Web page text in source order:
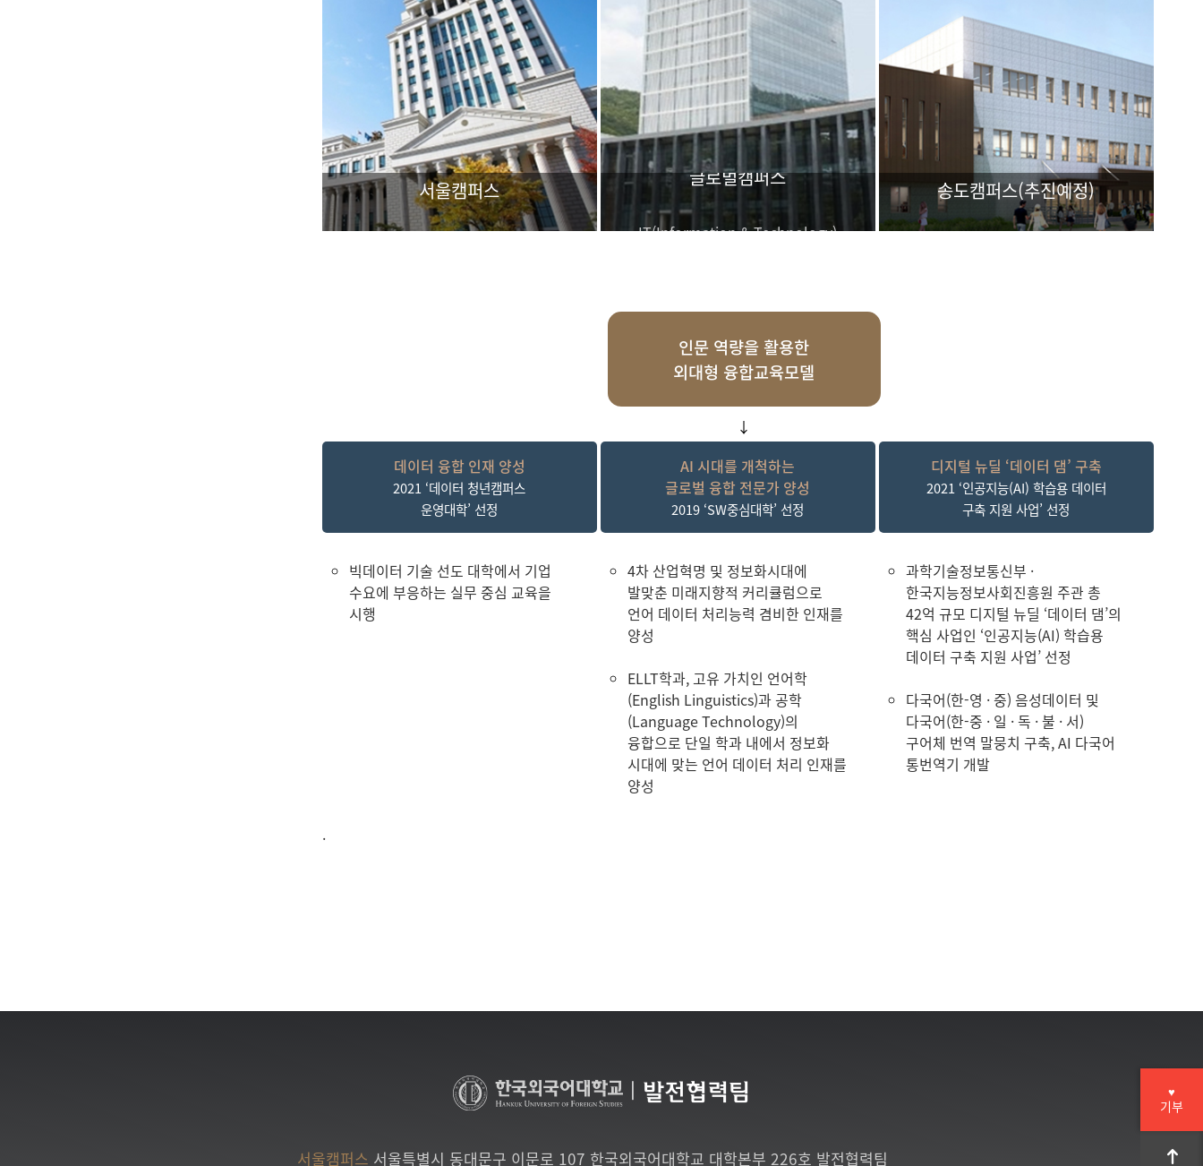
서울캠퍼스
글로벌캠퍼스
IT(Information & Technology)
송도캠퍼스(추진예정)
인문 역량을 활용한
외대형 융합교육모델
↓
데이터 융합 인재 양성
2021 ‘데이터 청년캠퍼스
운영대학’ 선정
빅데이터 기술 선도 대학에서 기업
수요에 부응하는 실무 중심 교육을
시행
AI 시대를 개척하는
글로벌 융합 전문가 양성
2019 ‘SW중심대학’ 선정
4차 산업혁명 및 정보화시대에
발맞춘 미래지향적 커리큘럼으로
언어 데이터 처리능력 겸비한 인재를
양성
ELLT학과, 고유 가치인 언어학
(English Linguistics)과 공학
(Language Technology)의
융합으로 단일 학과 내에서 정보화
시대에 맞는 언어 데이터 처리 인재를
양성
디지털 뉴딜 ‘데이터 댐’ 구축
2021 ‘인공지능(AI) 학습용 데이터
구축 지원 사업’ 선정
과학기술정보통신부 ·
한국지능정보사회진흥원 주관 총
42억 규모 디지털 뉴딜 ‘데이터 댐’의
핵심 사업인 ‘인공지능(AI) 학습용
데이터 구축 지원 사업’ 선정
다국어(한-영 · 중) 음성데이터 및
다국어(한-중 · 일 · 독 · 불 · 서)
구어체 번역 말뭉치 구축, AI 다국어
통번역기 개발
.
| 발전협력팀
서울캠퍼스 서울특별시 동대문구 이문로 107 한국외국어대학교 대학본부 226호 발전협력팀
♥
기부